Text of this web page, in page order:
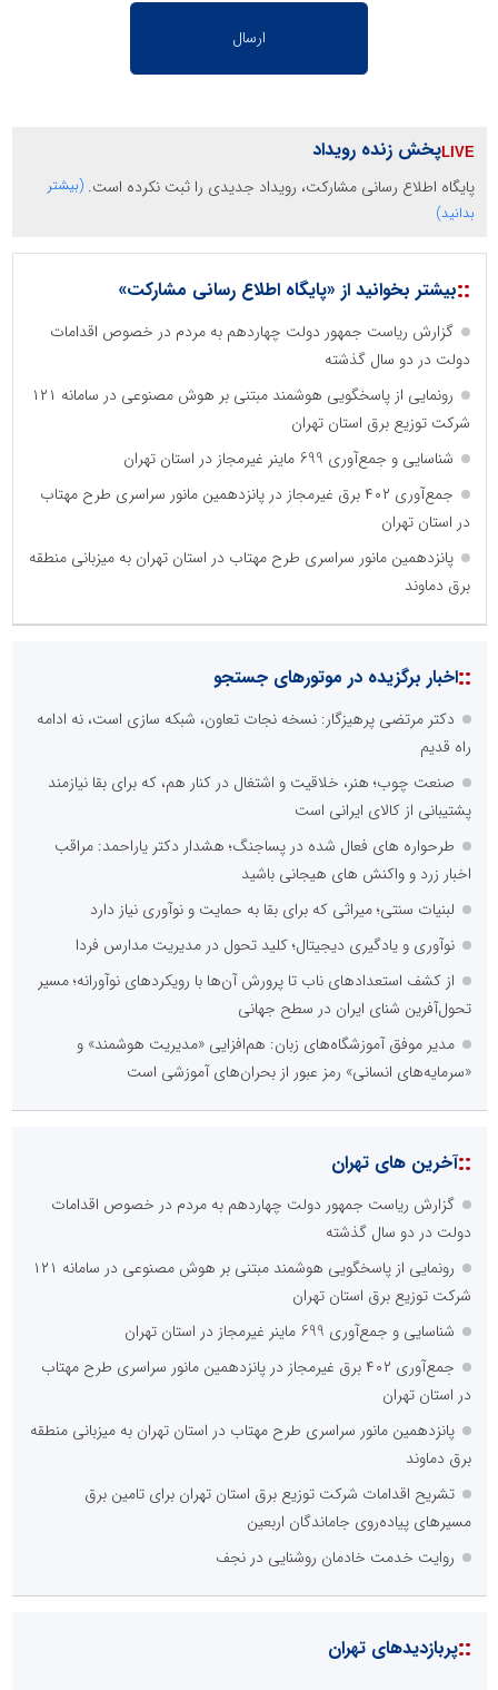
پخش زنده رویداد
پایگاه اطلاع رسانی مشارکت، رویداد جدیدی را ثبت نکرده است. (بیشتر
بدانید)
::بیشتر بخوانید از «پایگاه اطلاع رسانی مشارکت»
گزارش ریاست جمهور دولت چهاردهم به مردم در خصوص اقدامات
دولت در دو سال گذشته
رونمایی از پاسخگویی هوشمند مبتنی بر هوش مصنوعی در سامانه ۱۲۱
شرکت توزیع برق استان تهران
شناسایی و جمع‌آوری 699 ماینر غیرمجاز در استان تهران
جمع‌آوری ۴۰۲ برق غیرمجاز در پانزدهمین مانور سراسری طرح مهتاب
در استان تهران
پانزدهمین مانور سراسری طرح مهتاب در استان تهران به میزبانی منطقه
برق دماوند
::اخبار برگزیده در موتورهای جستجو
دکتر مرتضی پرهیزگار: نسخه نجات تعاون، شبکه سازی است، نه ادامه
راه قدیم
صنعت چوب؛ هنر، خلاقیت و اشتغال در کنار هم، که برای بقا نیازمند
پشتیبانی از کالای ایرانی است
طرحواره های فعال شده در پساجنگ؛ هشدار دکتر یاراحمد: مراقب
اخبار زرد و واکنش های هیجانی باشید
لبنیات سنتی؛ میراثی که برای بقا به حمایت و نوآوری نیاز دارد
نوآوری و یادگیری دیجیتال؛ کلید تحول در مدیریت مدارس فردا
از کشف استعدادهای ناب تا پرورش آن‌ها با رویکردهای نوآورانه؛ مسیر
تحول‌آفرین شنای ایران در سطح جهانی
مدیر موفق آموزشگاه‌های زبان: هم‌افزایی «مدیریت هوشمند» و
«سرمایه‌های انسانی» رمز عبور از بحران‌های آموزشی است
::آخرین های تهران
گزارش ریاست جمهور دولت چهاردهم به مردم در خصوص اقدامات
دولت در دو سال گذشته
رونمایی از پاسخگویی هوشمند مبتنی بر هوش مصنوعی در سامانه ۱۲۱
شرکت توزیع برق استان تهران
شناسایی و جمع‌آوری 699 ماینر غیرمجاز در استان تهران
جمع‌آوری ۴۰۲ برق غیرمجاز در پانزدهمین مانور سراسری طرح مهتاب
در استان تهران
پانزدهمین مانور سراسری طرح مهتاب در استان تهران به میزبانی منطقه
برق دماوند
تشریح اقدامات شرکت توزیع برق استان تهران برای تامین برق
مسیرهای پیاده‌روی جاماندگان اربعین
روایت خدمت خادمان روشنایی در نجف
::پربازدیدهای تهران